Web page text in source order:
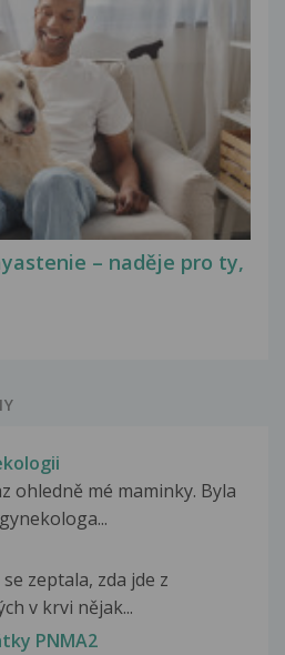
– naděje pro ty,
ohledně mé maminky. Byla
zeptala, zda jde z
v krvi nějak...
PNMA2